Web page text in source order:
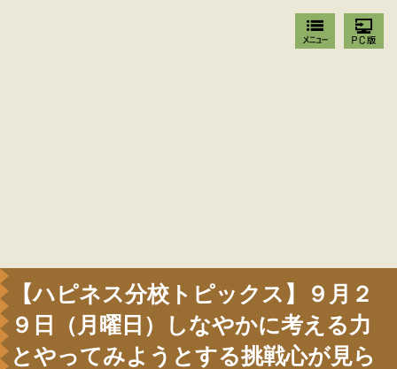
【ハピネス分校トピックス】９月２
９日（月曜日）しなやかに考える力
とやってみようとする挑戦心が見ら